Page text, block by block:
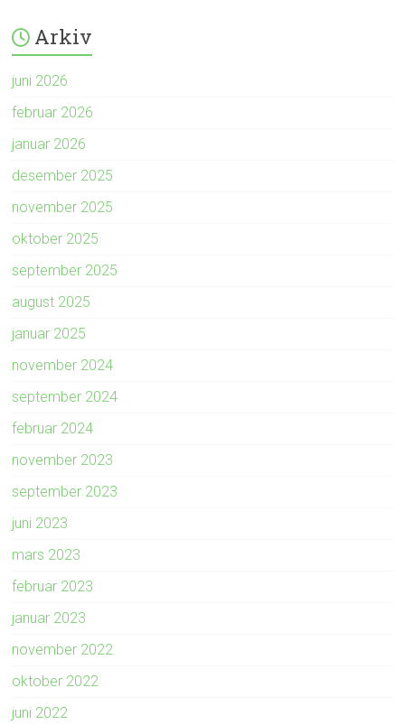
Arkiv
juni 2026
februar 2026
januar 2026
desember 2025
november 2025
oktober 2025
september 2025
august 2025
januar 2025
november 2024
september 2024
februar 2024
november 2023
september 2023
juni 2023
mars 2023
februar 2023
januar 2023
november 2022
oktober 2022
juni 2022